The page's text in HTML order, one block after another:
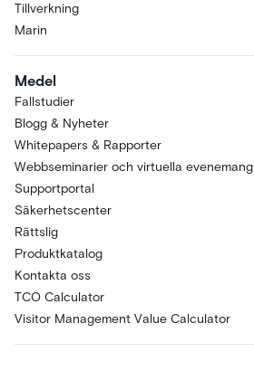
Tillverkning
Marin
Medel
Fallstudier
Blogg & Nyheter
Whitepapers & Rapporter
Webbseminarier och virtuella evenemang
Supportportal
Säkerhetscenter
Rättslig
Produktkatalog
Kontakta oss
TCO Calculator
Visitor Management Value Calculator